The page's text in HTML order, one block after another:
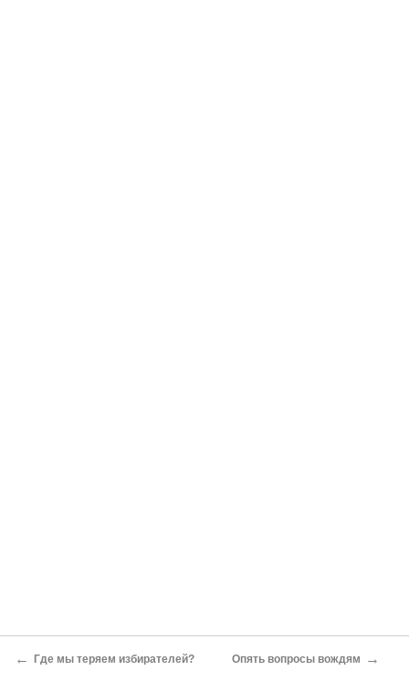
← Где мы теряем избирателей? Опять вопросы вождям →